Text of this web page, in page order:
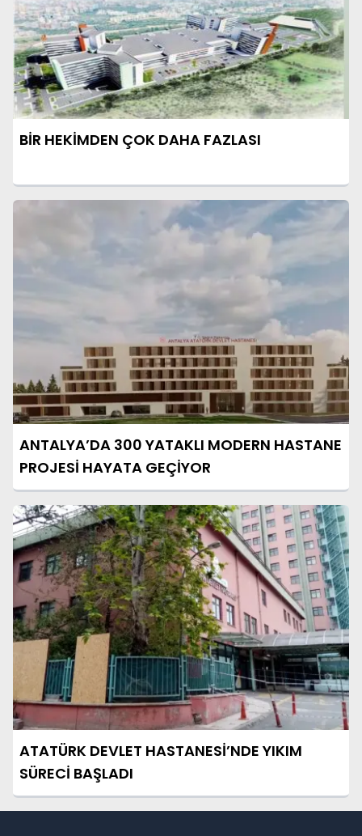
BİR HEKİMDEN ÇOK DAHA FAZLASI
ANTALYA’DA 300 YATAKLI MODERN HASTANE
PROJESİ HAYATA GEÇİYOR
ATATÜRK DEVLET HASTANESİ’NDE YIKIM
SÜRECİ BAŞLADI